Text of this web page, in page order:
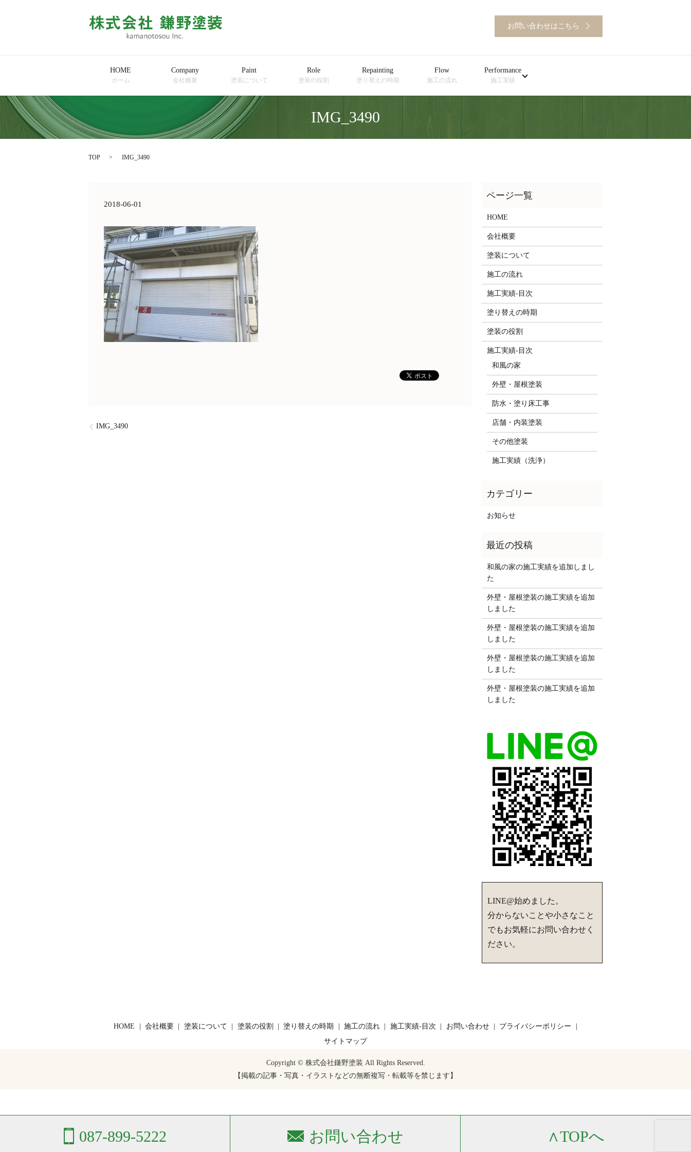
お問い合わせはこちら
HOME
ホーム
Company
会社概要
Paint
塗装について
Role
塗装の役割
Repainting
塗り替えの時期
Flow
施工の流れ
Performance
施工実績
IMG_3490
TOP IMG_3490
2018-06-01
IMG_3490
HOME
会社概要
塗装について
施工の流れ
施工実績-目次
塗り替えの時期
塗装の役割
施工実績-目次
和風の家
外壁・屋根塗装
防水・塗り床工事
店舗・内装塗装
その他塗装
施工実績（洗浄）
お知らせ
和風の家の施工実績を追加しまし
た
外壁・屋根塗装の施工実績を追加
しました
外壁・屋根塗装の施工実績を追加
しました
外壁・屋根塗装の施工実績を追加
しました
外壁・屋根塗装の施工実績を追加
しました
LINE@始めました。
分からないことや小さなこと
でもお気軽にお問い合わせく
ださい。
087-899-5222 お問い合わせ ∧TOPへ
HOME 会社概要 塗装について 塗装の役割 塗り替えの時期 施工の流れ 施工実績-目次 お問い合わせ
プライバシーポリシー
サイトマップ
Copyright © 株式会社鎌野塗装 All Rights Reserved.
【掲載の記事・写真・イラストなどの無断複写・転載等を禁じます】